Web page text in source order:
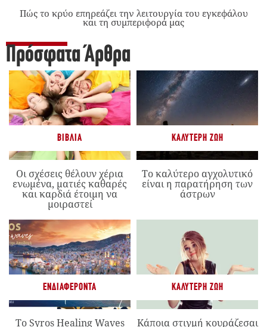
Πώς το κρύο επηρεάζει την λειτουργία του εγκεφάλου
και τη συμπεριφορά μας
Πρόσφατα Άρθρα
ΒΙΒΛΊΑ
Οι σχέσεις θέλουν χέρια
ενωμένα, ματιές καθαρές
και καρδιά έτοιμη να
μοιραστεί
ΚΑΛΎΤΕΡΗ ΖΩΉ
Το καλύτερο αγχολυτικό
είναι η παρατήρηση των
άστρων
ΕΝΔΙΑΦΈΡΟΝΤΑ
Το Syros Healing Waves
ΚΑΛΎΤΕΡΗ ΖΩΉ
Κάποια στιγμή κουράζεσαι